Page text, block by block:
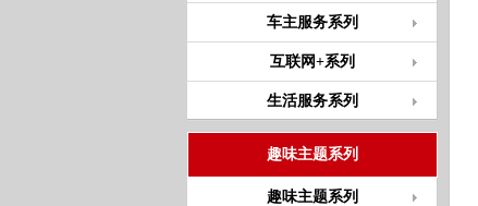
车主服务系列
互联网+系列
生活服务系列
趣味主题系列
趣味主题系列